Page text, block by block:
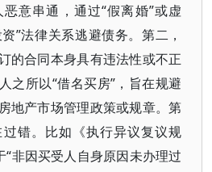
意串通，通过“假离婚”或虚
”法律关系逃避债务。第二，
的合同本身具有违法性或不正
之所以“借名买房”，旨在规避
地产市场管理政策或规章。第
错。比如《执行异议复议规
非因买受人自身原因未办理过